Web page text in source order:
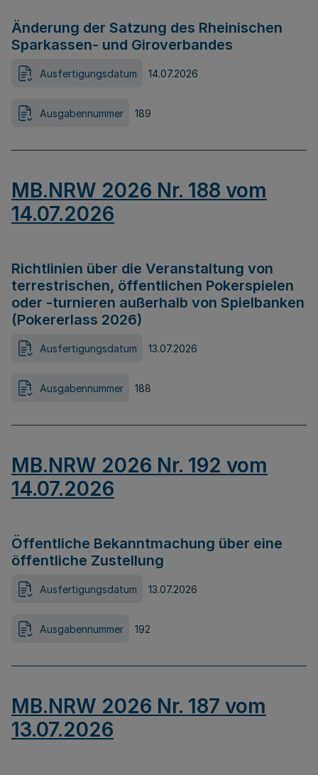
Änderung der Satzung des Rheinischen
Sparkassen- und Giroverbandes
Ausfertigungsdatum 14.07.2026
Ausgabennummer 189
MB.NRW 2026 Nr. 188 vom
14.07.2026
Richtlinien über die Veranstaltung von
terrestrischen, öffentlichen Pokerspielen
oder -turnieren außerhalb von Spielbanken
(Pokererlass 2026)
Ausfertigungsdatum 13.07.2026
Ausgabennummer 188
MB.NRW 2026 Nr. 192 vom
14.07.2026
Öffentliche Bekanntmachung über eine
öffentliche Zustellung
Ausfertigungsdatum 13.07.2026
Ausgabennummer 192
MB.NRW 2026 Nr. 187 vom
13.07.2026